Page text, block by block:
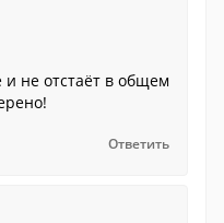
не отстаёт в общем
Ответить